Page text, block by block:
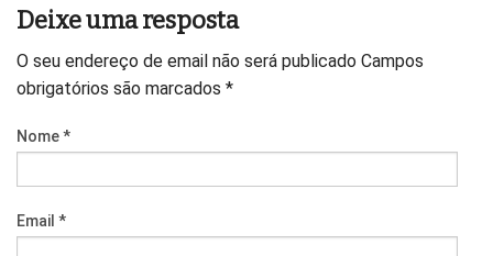
Deixe uma resposta
O seu endereço de email não será publicado Campos
obrigatórios são marcados *
Nome*
Email *